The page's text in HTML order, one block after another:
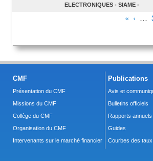
ELECTRONIQUES - SIAME -
« ‹ …
CMF
Présentation du CMF
Missions du CMF
Collège du CMF
Organisation du CMF
Intervenants sur le marché financier
Publications
Avis et
Bulletins officiels
Rapports annuels
Guides
Courbes des taux